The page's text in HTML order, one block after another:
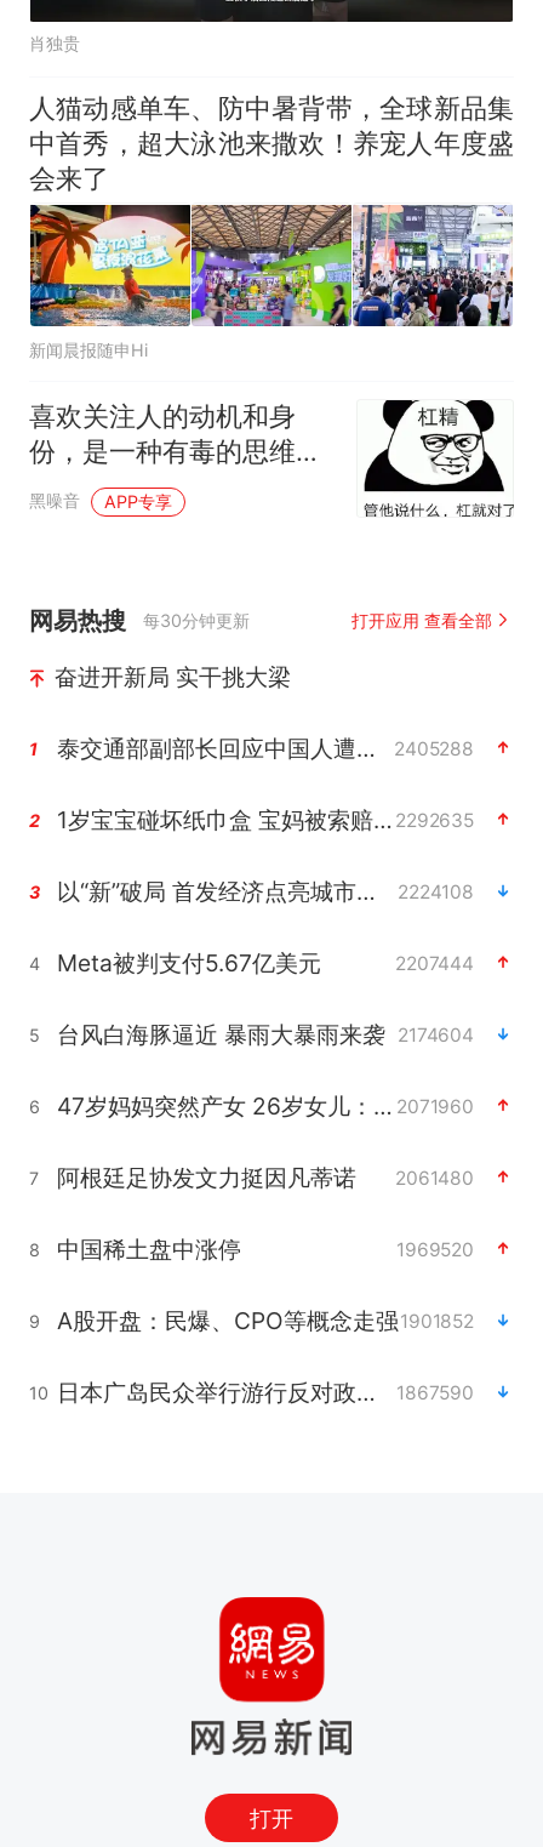
肖独贵
人猫动感单车、防中暑背带，全球新品集
中首秀，超大泳池来撒欢！养宠人年度盛
会来了
新闻晨报随申Hi
喜欢关注人的动机和身
份，是一种有毒的思维方
式
黑噪音 APP专享
网易热搜 每30分钟更新 打开应用 查看全部
奋进开新局 实干挑大梁
1 泰交通部副部长回应中国人遭歧视手势 2405288
2 1岁宝宝碰坏纸巾盒 宝妈被索赔924元 2292635
3 以“新”破局 首发经济点亮城市消费活力 2224108
4 Meta被判支付5.67亿美元 2207444
5 台风白海豚逼近 暴雨大暴雨来袭 2174604
6 47岁妈妈突然产女 26岁女儿：很震惊 2071960
7 阿根廷足协发文力挺因凡蒂诺 2061480
8 中国稀土盘中涨停 1969520
9 A股开盘：民爆、CPO等概念走强1901852
10 日本广岛民众举行游行反对政府行径 1867590
打开